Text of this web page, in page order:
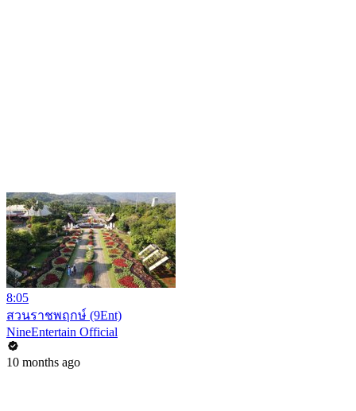
8:05
สวนราชพฤกษ์ (9Ent)
NineEntertain Official
10 months ago